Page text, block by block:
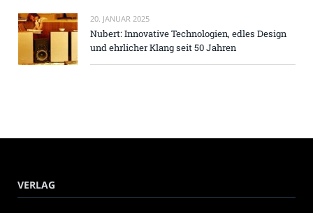
20. JANUAR 2025
Nubert: Innovative Technologien, edles Design
und ehrlicher Klang seit 50 Jahren
VERLAG